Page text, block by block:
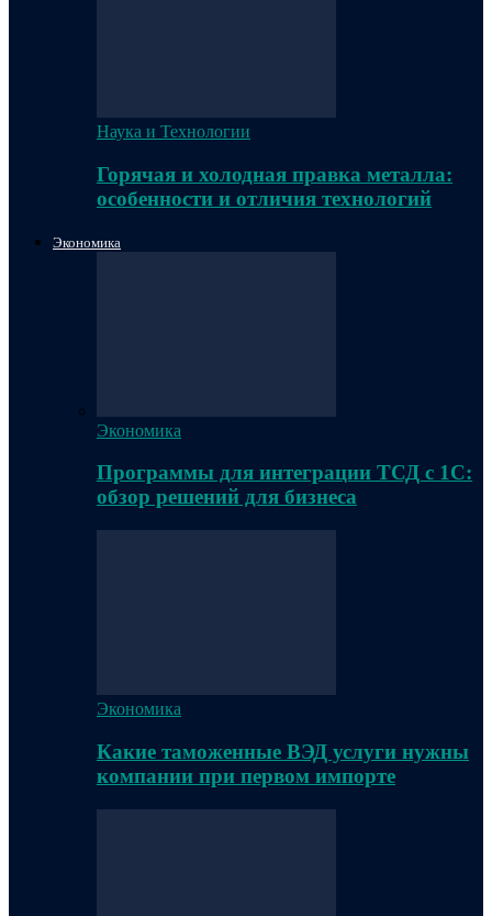
Наука и Технологии
Горячая и холодная правка металла:
особенности и отличия технологий
Экономика
Экономика
Программы для интеграции ТСД с 1С:
обзор решений для бизнеса
Экономика
Какие таможенные ВЭД услуги нужны
компании при первом импорте